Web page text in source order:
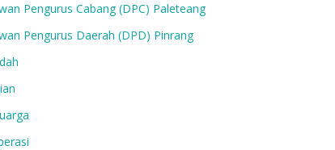
Pengurus Cabang (DPC) Paleteang
Pengurus Daerah (DPD) Pinrang